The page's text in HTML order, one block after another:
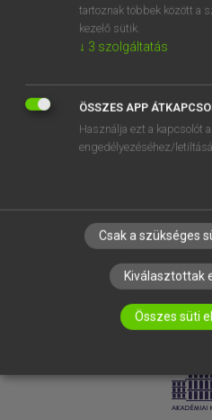
VÁLLALATI
SÜTI
LICENCSZERZŐDÉS
tartoznak többek között a
kezelő sütik.
↓ 3 szolgáltatás
ÖSSZES APP
Használja ezt a kapcsolót
engedélyezéséhez/
Csak a szükséges
Kiválasztottak
Összes süti